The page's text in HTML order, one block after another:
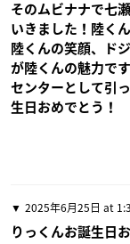
そのムビナナで七
いきました！陸く
陸くんの笑顔、ド
が陸くんの魅力で
センターとして引
生日おめでとう！
2025年6月25日 at
りっくんお誕生日